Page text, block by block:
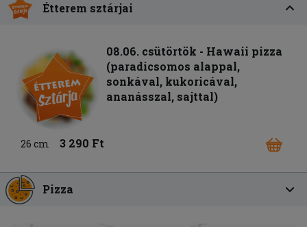
Étterem sztárjai
08.06. csütörtök - Hawaii pizza
(paradicsomos alappal,
sonkával, kukoricával,
ananásszal, sajttal)
26 cm 3 290 Ft
Pizza